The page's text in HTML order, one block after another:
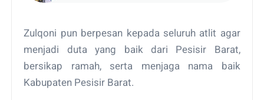
Zulqoni pun berpesan kepada seluruh atlit agar
menjadi duta yang baik dari Pesisir Barat,
bersikap ramah, serta menjaga nama baik
Kabupaten Pesisir Barat.